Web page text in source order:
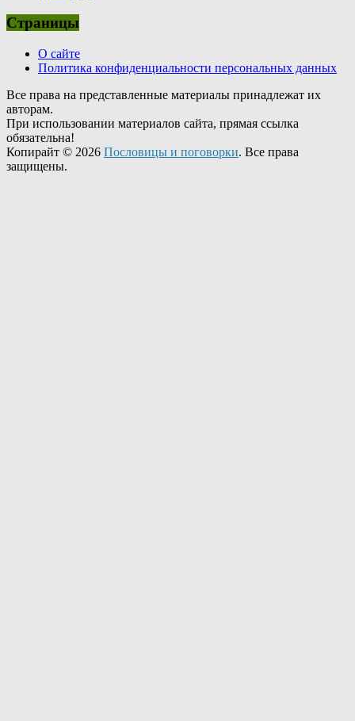
Страницы
О сайте
Политика конфиденциальности персональных данных
Все права на представленные материалы принадлежат их
авторам.
При использовании материалов сайта, прямая ссылка
обязательна!
Копирайт © 2026 Пословицы и поговорки. Все права
защищены.